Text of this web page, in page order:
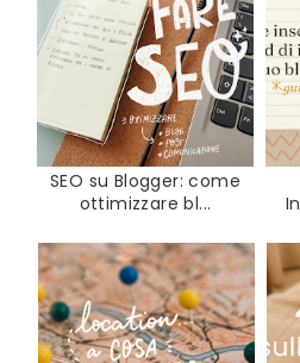
SEO su Blogger: come
ottimizzare bl...